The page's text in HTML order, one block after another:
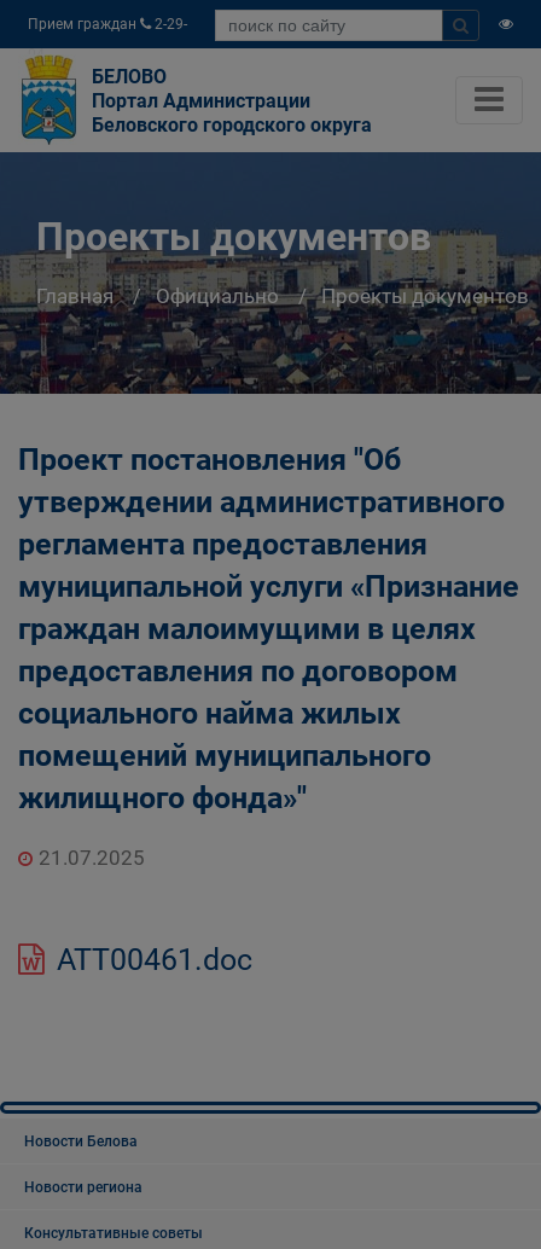
Прием граждан
2-29-
04
БЕЛОВО
Портал Администрации
Беловского городского округа
Проекты документов
Главная Официально Проекты документов
Проект постановления "Об
утверждении административного
регламента предоставления
муниципальной услуги «Признание
граждан малоимущими в целях
предоставления по договором
социального найма жилых
помещений муниципального
жилищного фонда»"
21.07.2025
ATT00461.doc
Новости Белова
Новости региона
Консультативные советы